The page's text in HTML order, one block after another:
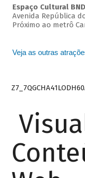
Espaço Cultural
Avenida República
Próximo ao metrô
Veja as outras